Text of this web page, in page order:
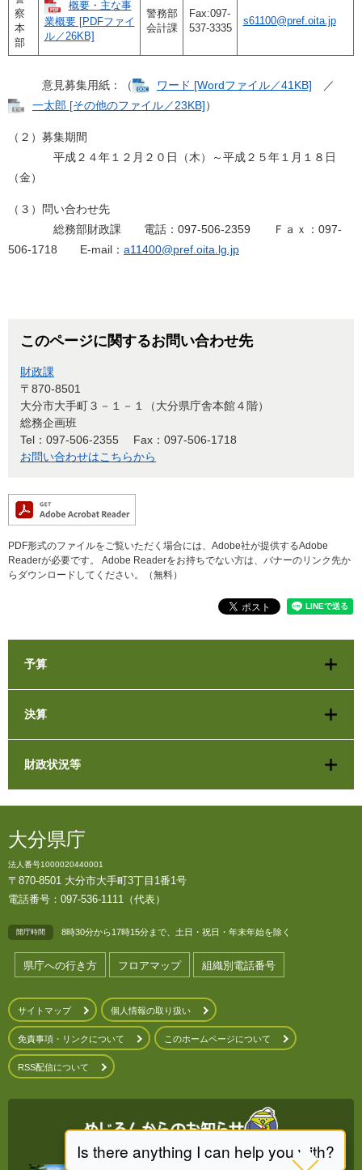
察
本
部
概要・主な事
業概要 [PDFファイ
ル／26KB]
警務部
会計課
Fax:097-
537-3335
s61100@pref.oita.jp
意見募集用紙：（ ワード [Wordファイル／41KB] ／
一太郎 [その他のファイル／23KB]）
（２）募集期間
平成２４年１２月２０日（木）～平成２５年１月１８日
（金）
（３）問い合わせ先
総務部財政課 電話：097-506-2359 Ｆａｘ：097-
506-1718 E-mail： a11400@pref.oita.lg.jp
このページに関するお問い合わせ先
財政課
〒870-8501
大分市大手町３－１－１（大分県庁舎本館４階）
総務企画班
Tel：097-506-2355
Fax：097-506-1718
お問い合わせはこちらから
PDF形式のファイルをご覧いただく場合には、Adobe社が提供するAdobe
Readerが必要です。
Adobe Readerをお持ちでない方は、バナーのリンク先か
らダウンロードしてください。（無料）
予算
決算
財政状況等
大分県庁
法人番号1000020440001
〒870-8501 大分市大手町3丁目1番1号
電話番号：097-536-1111（代表）
開庁時間 8時30分から17時15分まで、土日・祝日・年末年始を除く
県庁への行き方 フロアマップ 組織別電話番号
サイトマップ 個人情報の取り扱い
免責事項・リンクについて このホームページについて
RSS配信について